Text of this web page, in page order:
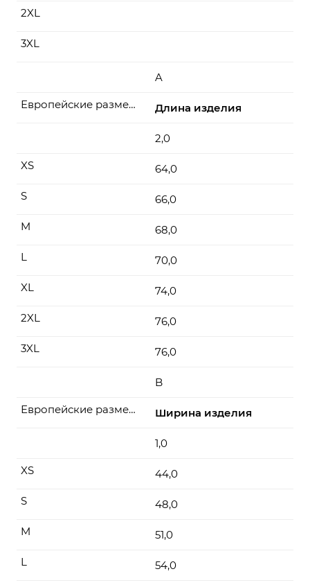
2XL
3XL
A
Длина изделия
Европейские размеры
2,0
64,0
XS
66,0
S
68,0
M
70,0
L
74,0
XL
76,0
2XL
76,0
3XL
B
Ширина изделия
Европейские размеры
1,0
44,0
XS
48,0
S
51,0
M
54,0
L